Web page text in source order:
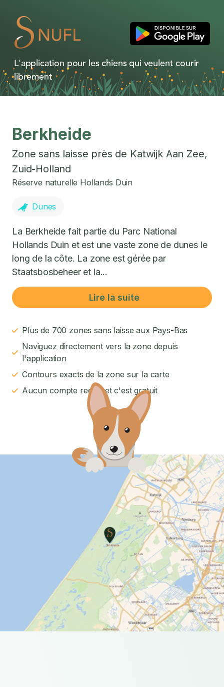
L'application pour les chiens qui veulent courir
librement
Berkheide
Zone sans laisse près de Katwijk Aan Zee,
Zuid-Holland
Réserve naturelle Hollands Duin
Dunes
La Berkheide fait partie du Parc National
Hollands Duin et est une vaste zone de dunes le
long de la côte. La zone est gérée par
Staatsbosbeheer et la...
Lire la suite
Plus de 700 zones sans laisse aux Pays-Bas
Naviguez directement vers la zone depuis
l'application
Contours exacts de la zone sur la carte
Aucun compte requis et c'est gratuit